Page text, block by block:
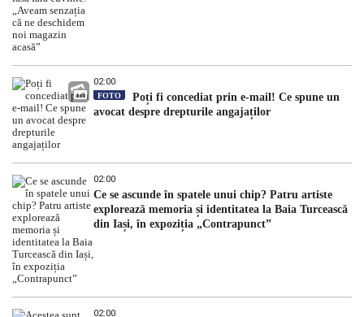
02:00
FOTO
Poți fi concediat prin e-mail! Ce spune un
avocat despre drepturile angajaților
02:00
Ce se ascunde în spatele unui chip? Patru artiste
explorează memoria și identitatea la Baia Turcească
din Iași, în expoziția „Contrapunct”
02:00